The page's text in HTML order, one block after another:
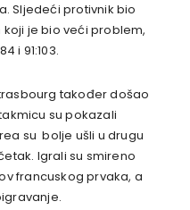
Sljedeći protivnik bio
je bio veći problem,
i 91:103.
također došao
su pokazali
su bolje ušli u drugu
Igrali su smireno
francuskog prvaka, a